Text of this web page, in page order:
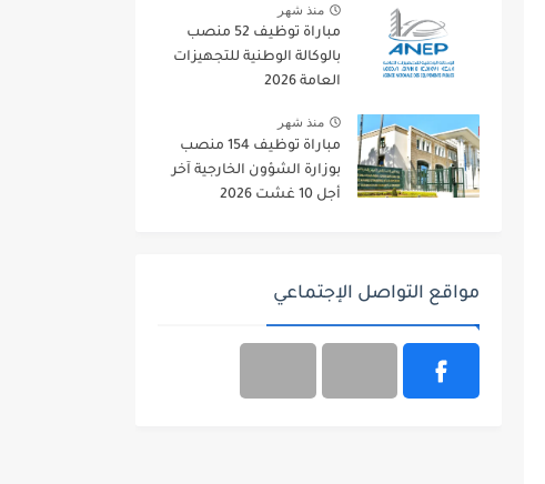
منذ شهر
مباراة توظيف 52 منصب
بالوكالة الوطنية للتجهيزات
العامة 2026
منذ شهر
مباراة توظيف 154 منصب
بوزارة الشؤون الخارجية آخر
أجل 10 غشت 2026
مواقع التواصل الإجتماعي